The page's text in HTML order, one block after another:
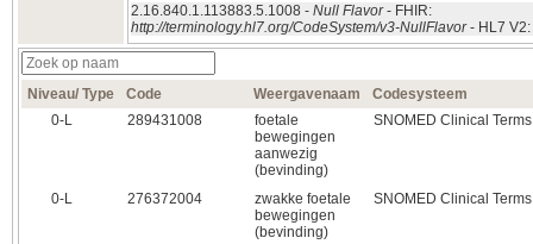
2.16.840.1.113883.5.1008 - Null Flavor- FHIR:
http://terminology.hl7.org/CodeSystem/v3-NullFlavor- HL7 V2:
Niveau/ Type Code Weergavenaam
Codesysteem
0‑L
289431008
foetale
bewegingen
aanwezig
(bevinding)
SNOMED Clinical Terms
0‑L 276372004
zwakke foetale
bewegingen
(bevinding)
SNOMED Clinical Terms